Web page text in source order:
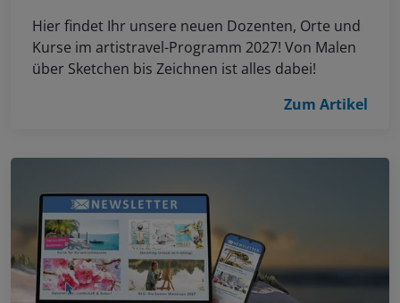
Hier findet Ihr unsere neuen Dozenten, Orte und
Kurse im artistravel-Programm 2027! Von Malen
über Sketchen bis Zeichnen ist alles dabei!
Zum Artikel